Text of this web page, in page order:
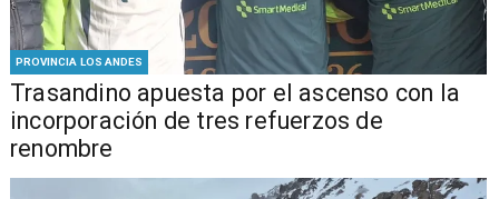
PROVINCIA LOS ANDES
Trasandino apuesta por el ascenso con la
incorporación de tres refuerzos de
renombre